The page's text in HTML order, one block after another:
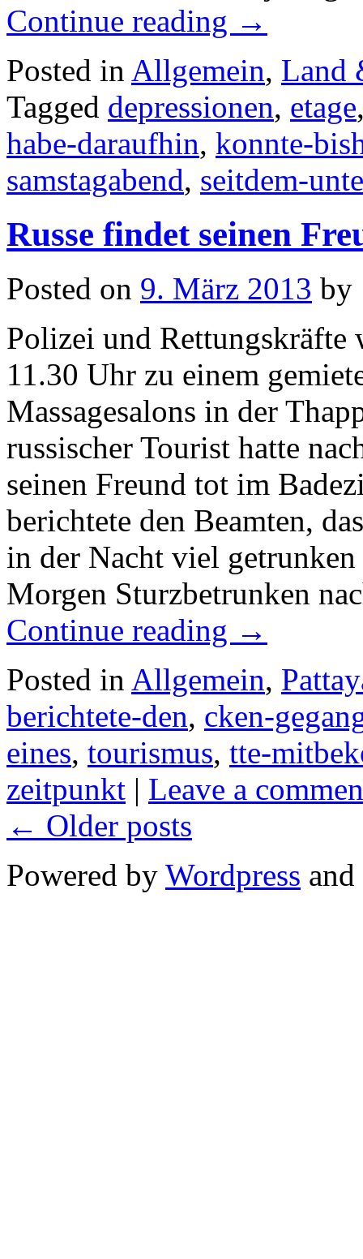
Continue reading →
Posted in Allgemein, Land
Tagged depressionen, etage
habe-daraufhin, konnte-
samstagabend, seitdem-
Russe findet seinen
Posted on 9. März 2013 by
Polizei und Rettungskräfte
11.30 Uhr zu einem
Massagesalons in der
russischer Tourist hatte
seinen Freund tot im
berichtete den Beamten,
in der Nacht viel
Morgen Sturzbetrunken
Continue reading →
Posted in Allgemein,
berichtete-den, cken-
eines, tourismus, tte-
zeitpunkt | Leave a
← Older posts
Powered by Wordpress and